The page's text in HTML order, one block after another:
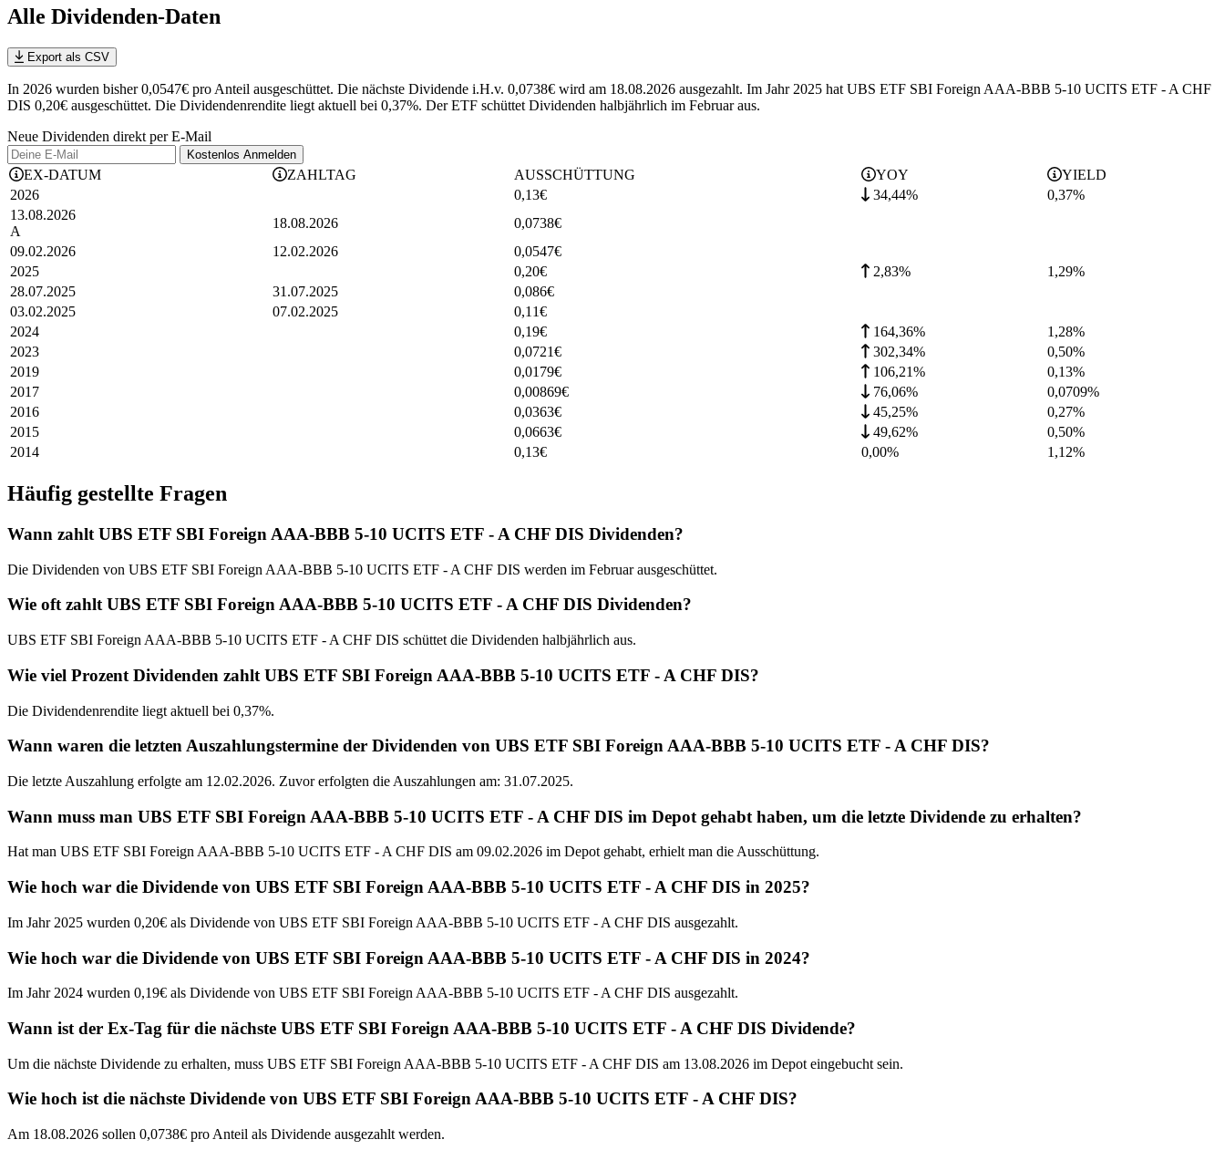
Alle Dividenden-Daten
Export als CSV
In 2026 wurden bisher 0,0547€ pro Anteil ausgeschüttet. Die nächste Dividende i.H.v. 0,0738€ wird am 18.08.2026 ausgezahlt. Im Jahr 2025 hat UBS ETF SBI Foreign AAA-BBB 5-10 UCITS ETF - A CHF
DIS 0,20€ ausgeschüttet. Die Dividendenrendite liegt aktuell bei 0,37%. Der ETF schüttet Dividenden halbjährlich im Februar aus.
Neue Dividenden direkt per E-Mail
Kostenlos Anmelden
EX-DATUM ZAHLTAG AUSSCHÜTTUNG YOY
YIELD
2026
0,13€ 34,44% 0,37%
13.08.2026
A
18.08.2026 0,0738€
09.02.2026
12.02.2026 0,0547€
2025
0,20€ 2,83% 1,29%
28.07.2025
31.07.2025 0,086€
03.02.2025
07.02.2025 0,11€
2024
0,19€ 164,36% 1,28%
2023
0,0721€ 302,34% 0,50%
2019
0,0179€ 106,21% 0,13%
2017
0,00869€ 76,06% 0,0709%
2016
0,0363€ 45,25% 0,27%
2015
0,0663€ 49,62% 0,50%
2014
0,13€ 0,00% 1,12%
Häufig gestellte Fragen
Wann zahlt UBS ETF SBI Foreign AAA-BBB 5-10 UCITS ETF - A CHF DIS Dividenden?
Die Dividenden von UBS ETF SBI Foreign AAA-BBB 5-10 UCITS ETF - A CHF DIS werden im Februar ausgeschüttet.
Wie oft zahlt UBS ETF SBI Foreign AAA-BBB 5-10 UCITS ETF - A CHF DIS Dividenden?
UBS ETF SBI Foreign AAA-BBB 5-10 UCITS ETF - A CHF DIS schüttet die Dividenden halbjährlich aus.
Wie viel Prozent Dividenden zahlt UBS ETF SBI Foreign AAA-BBB 5-10 UCITS ETF - A CHF DIS?
Die Dividendenrendite liegt aktuell bei 0,37%.
Wann waren die letzten Auszahlungstermine der Dividenden von UBS ETF SBI Foreign AAA-BBB 5-10 UCITS ETF - A CHF DIS?
Die letzte Auszahlung erfolgte am 12.02.2026. Zuvor erfolgten die Auszahlungen am: 31.07.2025.
Wann muss man UBS ETF SBI Foreign AAA-BBB 5-10 UCITS ETF - A CHF DIS im Depot gehabt haben, um die letzte Dividende zu erhalten?
Hat man UBS ETF SBI Foreign AAA-BBB 5-10 UCITS ETF - A CHF DIS am 09.02.2026 im Depot gehabt, erhielt man die Ausschüttung.
Wie hoch war die Dividende von UBS ETF SBI Foreign AAA-BBB 5-10 UCITS ETF - A CHF DIS in 2025?
Im Jahr 2025 wurden 0,20€ als Dividende von UBS ETF SBI Foreign AAA-BBB 5-10 UCITS ETF - A CHF DIS ausgezahlt.
Wie hoch war die Dividende von UBS ETF SBI Foreign AAA-BBB 5-10 UCITS ETF - A CHF DIS in 2024?
Im Jahr 2024 wurden 0,19€ als Dividende von UBS ETF SBI Foreign AAA-BBB 5-10 UCITS ETF - A CHF DIS ausgezahlt.
Wann ist der Ex-Tag für die nächste UBS ETF SBI Foreign AAA-BBB 5-10 UCITS ETF - A CHF DIS Dividende?
Um die nächste Dividende zu erhalten, muss UBS ETF SBI Foreign AAA-BBB 5-10 UCITS ETF - A CHF DIS am 13.08.2026 im Depot eingebucht sein.
Wie hoch ist die nächste Dividende von UBS ETF SBI Foreign AAA-BBB 5-10 UCITS ETF - A CHF DIS?
Am 18.08.2026 sollen 0,0738€ pro Anteil als Dividende ausgezahlt werden.